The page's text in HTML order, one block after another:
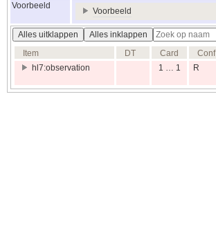
Voorbeeld
Voorbeeld
Alles uitklappen
Alles inklappen
Item
DT Card Conf
hl7:observation
1 … 1 R